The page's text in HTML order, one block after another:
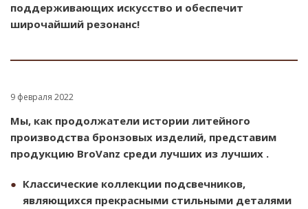
поддерживающих искусство и обеспечит
широчайший резонанс!
9 февраля 2022
Мы, как продолжатели истории литейного
производства бронзовых изделий, представим
продукцию BroVanz среди лучших из лучших .
Классические коллекции подсвечников,
являющихся прекрасными стильными деталями